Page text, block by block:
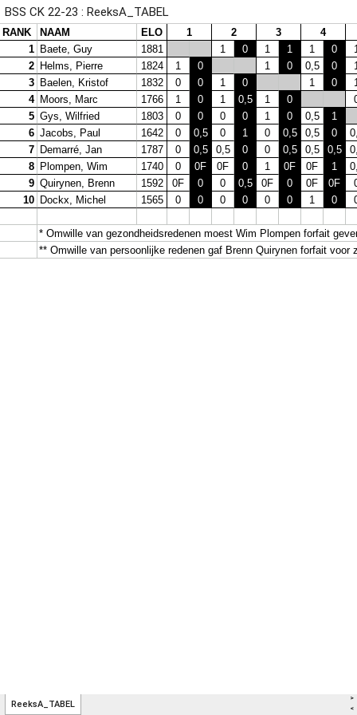
BSS CK 22-23 : ReeksA_TABEL
ReeksA_TABEL
>
<